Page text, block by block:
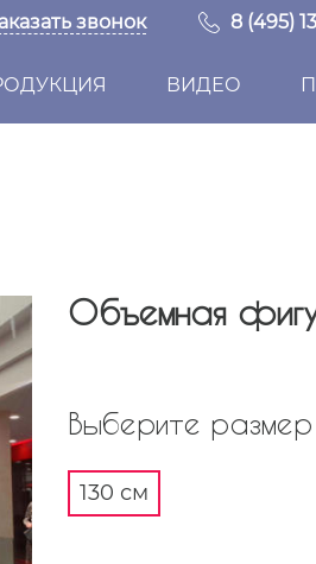
звонок 8 (495)
ВИДЕО
Объемная
Выберите размер
130 см